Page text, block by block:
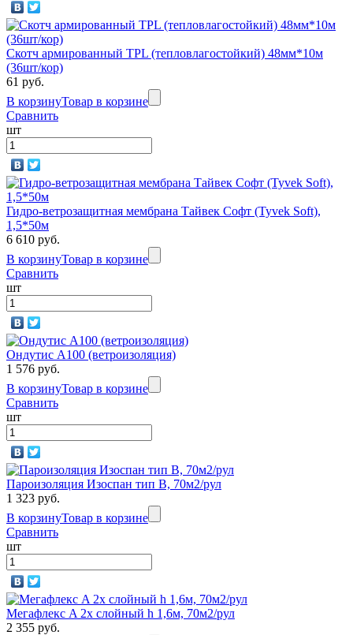
Скотч армированный TPL (тепловлагостойкий) 48мм*10м
(36шт/кор)
61 руб.
В корзинуТовар в корзине
Сравнить
шт
Гидро-ветрозащитная мембрана Тайвек Софт (Tyvek Soft),
1,5*50м
6 610 руб.
В корзинуТовар в корзине
Сравнить
шт
Ондутис А100 (ветроизоляция)
1 576 руб.
В корзинуТовар в корзине
Сравнить
шт
Пароизоляция Изоспан тип В, 70м2/рул
1 323 руб.
В корзинуТовар в корзине
Сравнить
шт
Мегафлекс A 2х слойный h 1,6м, 70м2/рул
2 355 руб.